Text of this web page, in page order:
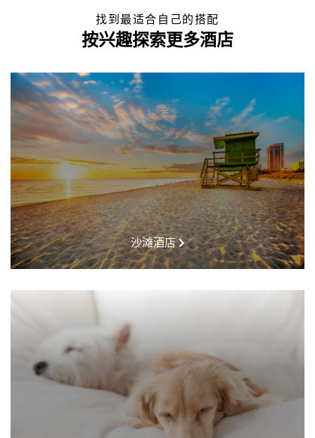
找到最适合自己的搭配
按兴趣探索更多酒店
沙滩酒店